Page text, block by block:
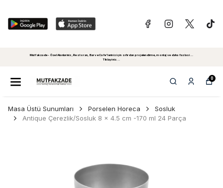
Mutfakzade - Özel Alanlariniz, Restoran, Bar ve Cafe'leriniz için sıfırdan projelendirme, montaj ve daha fazlasi...
Tiklayiniz...
0
Masa Üstü Sunumları Porselen Horeca
Sosluk
Antique Çerezlik/Sosluk 8 x 4.5 cm -170 ml 24 Parça